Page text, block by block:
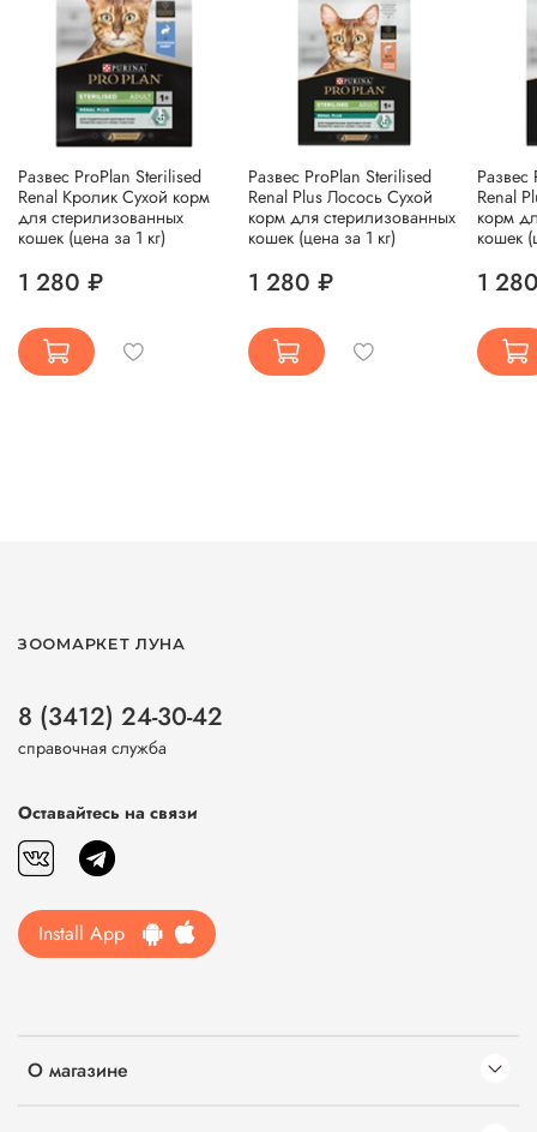
Развес ProPlan Sterilised
Renal Кролик Сухой корм
для стерилизованных
кошек (цена за 1 кг)
1 280 ₽
Развес ProPlan Sterilised
Renal Plus Лосось Сухой
корм для стерилизованных
кошек (цена за 1 кг)
1 280 ₽
Развес
Renal
корм
кошек
1
О магазине
ЗООМАРКЕТ ЛУНА
8 (3412) 24-30-42
справочная служба
Оставайтесь на связи
Install App